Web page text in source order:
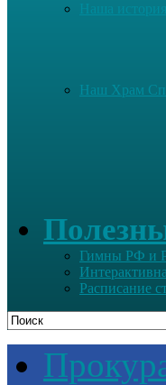
Наша история
Наш Храм
Гимны РФ и
Расписание